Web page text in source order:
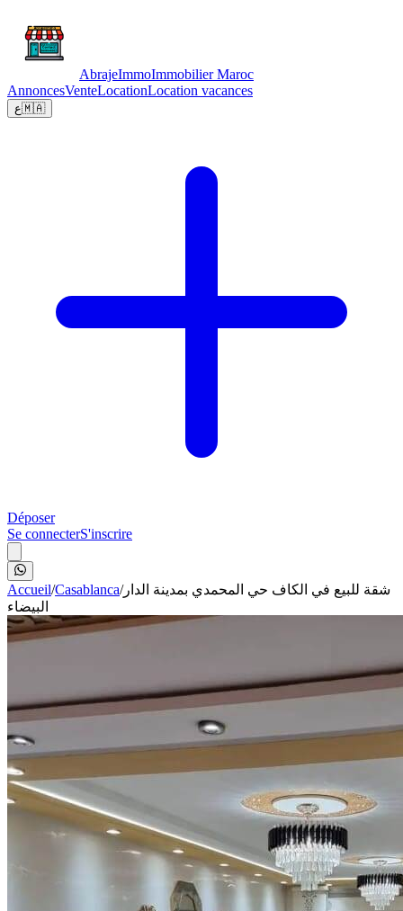
AbrajeImmoImmobilier Maroc
AnnoncesVenteLocationLocation vacances
ع🇲🇦
Déposer
Se connecterS'inscrire
Accueil/Casablanca/شقة للبيع في الكاف حي المحمدي بمدينة الدار
البيضاء